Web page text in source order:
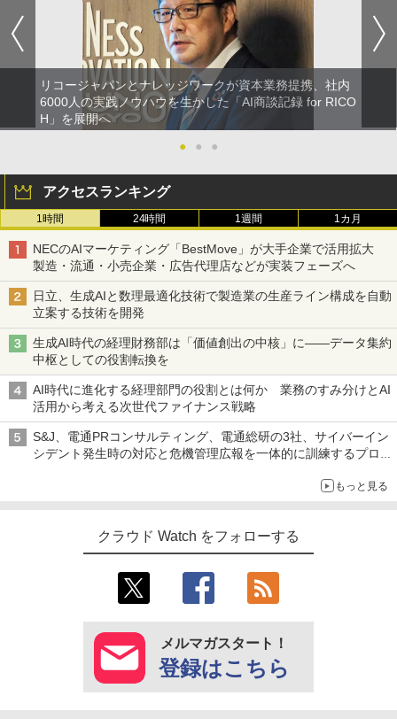
リコージャパンとナレッジワークが資本業務提携、社内
6000人の実践ノウハウを生かした「AI商談記録 for RICO
H」を展開へ
●
● ●
アクセスランキング
1時間 24時間 1週間 1カ月
NECのAIマーケティング「BestMove」が大手企業で活用拡大
製造・流通・小売企業・広告代理店などが実装フェーズへ
日立、生成AIと数理最適化技術で製造業の生産ライン構成を自動
立案する技術を開発
生成AI時代の経理財務部は「価値創出の中核」に――データ集約
中枢としての役割転換を
AI時代に進化する経理部門の役割とは何か 業務のすみ分けとAI
活用から考える次世代ファイナンス戦略
S&J、電通PRコンサルティング、電通総研の3社、サイバーイン
シデント発生時の対応と危機管理広報を一体的に訓練するプログ
もっと見る
クラウド Watch をフォローする
メルマガスタート！
登録はこちら